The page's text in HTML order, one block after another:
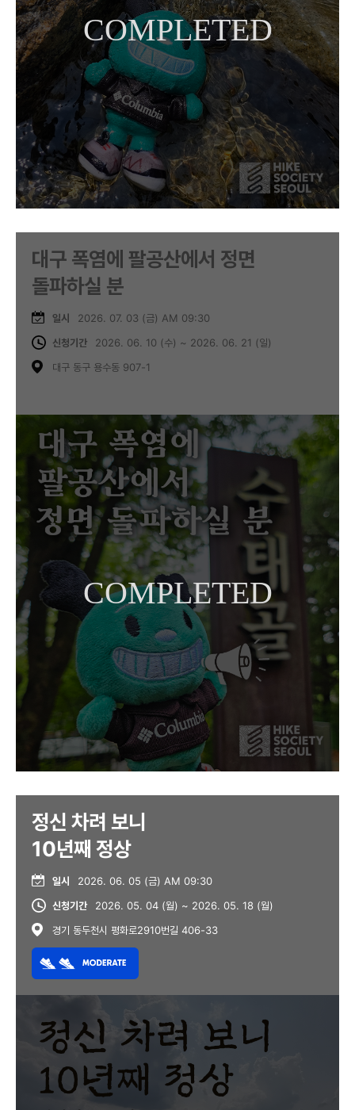
대구 폭염에 팔공산에서 정면
돌파하실 분
일시
2026. 07. 03 (금) AM 09:30
신청기간
2026. 06. 10 (수) ~ 2026. 06. 21 (일)
대구 동구 용수동 907-1
정신 차려 보니
10년째 정상
일시
2026. 06. 05 (금) AM 09:30
신청기간
2026. 05. 04 (월) ~ 2026. 05. 18 (월)
경기 동두천시 평화로2910번길 406-33